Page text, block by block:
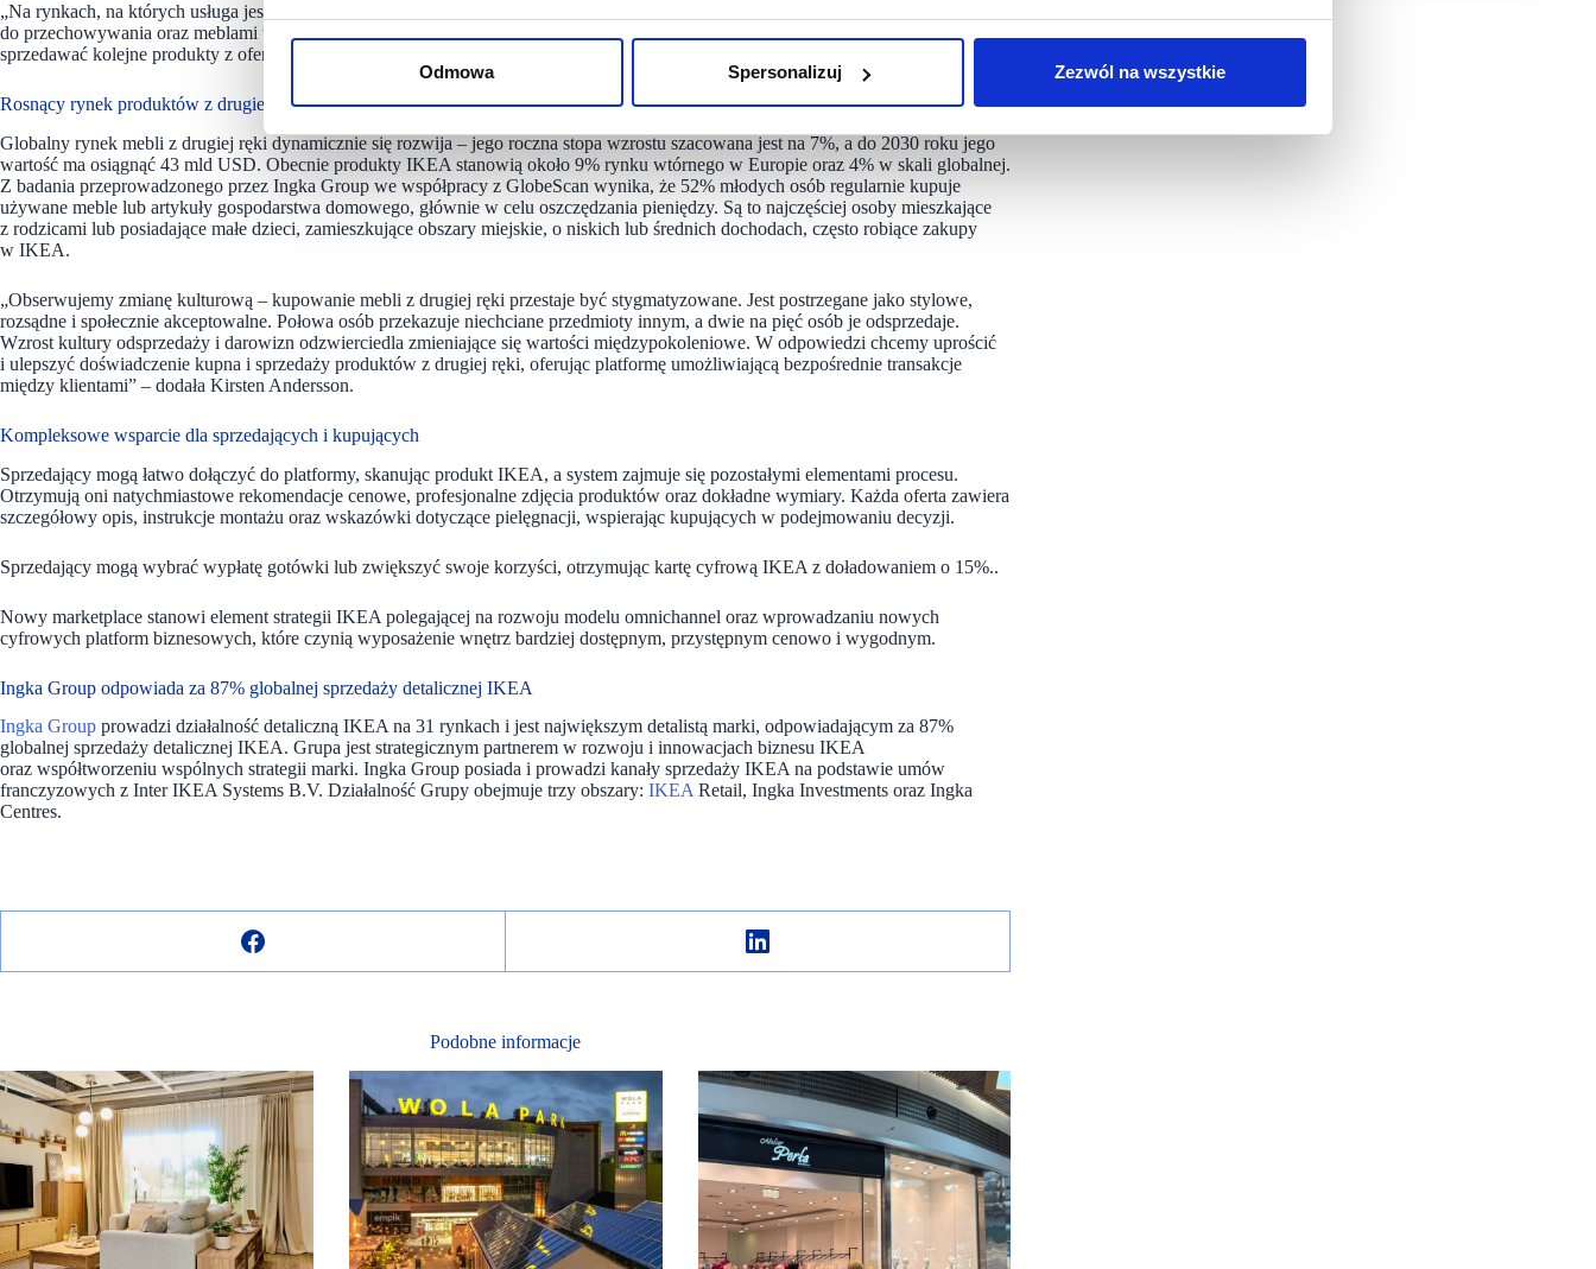
Odmowa Spersonalizuj Zezwól na wszystkie
„Na rynkach, na których usługa jest już dostępna, obserwujemy szczególnie duże zainteresowanie meblami do sypialni, rozwiązaniami
do przechowywania oraz meblami wypoczynkowymi do salonu. Cieszy nas zwłaszcza to, że klienci chętnie wracają, aby kupować lub
sprzedawać kolejne produkty z oferty IKEA” – podkreśliła Andersson.
Rosnący rynek produktów z drugiej ręki
Globalny rynek mebli z drugiej ręki dynamicznie się rozwija – jego roczna stopa wzrostu szacowana jest na 7%, a do 2030 roku jego
wartość ma osiągnąć 43 mld USD. Obecnie produkty IKEA stanowią około 9% rynku wtórnego w Europie oraz 4% w skali globalnej.
Z badania przeprowadzonego przez Ingka Group we współpracy z GlobeScan wynika, że 52% młodych osób regularnie kupuje
używane meble lub artykuły gospodarstwa domowego, głównie w celu oszczędzania pieniędzy. Są to najczęściej osoby mieszkające
z rodzicami lub posiadające małe dzieci, zamieszkujące obszary miejskie, o niskich lub średnich dochodach, często robiące zakupy
w IKEA.
„Obserwujemy zmianę kulturową – kupowanie mebli z drugiej ręki przestaje być stygmatyzowane. Jest postrzegane jako stylowe,
rozsądne i społecznie akceptowalne. Połowa osób przekazuje niechciane przedmioty innym, a dwie na pięć osób je odsprzedaje.
Wzrost kultury odsprzedaży i darowizn odzwierciedla zmieniające się wartości międzypokoleniowe. W odpowiedzi chcemy uprościć
i ulepszyć doświadczenie kupna i sprzedaży produktów z drugiej ręki, oferując platformę umożliwiającą bezpośrednie transakcje
między klientami” – dodała Kirsten Andersson.
Kompleksowe wsparcie dla sprzedających i kupujących
Sprzedający mogą łatwo dołączyć do platformy, skanując produkt IKEA, a system zajmuje się pozostałymi elementami procesu.
Otrzymują oni natychmiastowe rekomendacje cenowe, profesjonalne zdjęcia produktów oraz dokładne wymiary. Każda oferta zawiera
szczegółowy opis, instrukcje montażu oraz wskazówki dotyczące pielęgnacji, wspierając kupujących w podejmowaniu decyzji.
Sprzedający mogą wybrać wypłatę gotówki lub zwiększyć swoje korzyści, otrzymując kartę cyfrową IKEA z doładowaniem o 15%..
Nowy marketplace stanowi element strategii IKEA polegającej na rozwoju modelu omnichannel oraz wprowadzaniu nowych
cyfrowych platform biznesowych, które czynią wyposażenie wnętrz bardziej dostępnym, przystępnym cenowo i wygodnym.
Ingka Group odpowiada za 87% globalnej sprzedaży detalicznej IKEA
Ingka Group prowadzi działalność detaliczną IKEA na 31 rynkach i jest największym detalistą marki, odpowiadającym za 87%
globalnej sprzedaży detalicznej IKEA. Grupa jest strategicznym partnerem w rozwoju i innowacjach biznesu IKEA
oraz współtworzeniu wspólnych strategii marki. Ingka Group posiada i prowadzi kanały sprzedaży IKEA na podstawie umów
franczyzowych z Inter IKEA Systems B.V. Działalność Grupy obejmuje trzy obszary: IKEARetail, Ingka Investments oraz Ingka
Centres.
Podobne informacje